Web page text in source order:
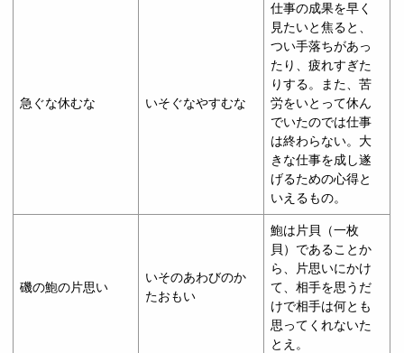
急ぐな休むな いそぐなやすむな
仕事の成果を早く
見たいと焦ると、
つい手落ちがあっ
たり、疲れすぎた
りする。また、苦
労をいとって休ん
でいたのでは仕事
は終わらない。大
きな仕事を成し遂
げるための心得と
いえるもの。
磯の鮑の片思い
いそのあわびのか
たおもい
鮑は片貝（一枚
貝）であることか
ら、片思いにかけ
て、相手を思うだ
けで相手は何とも
思ってくれないた
とえ。